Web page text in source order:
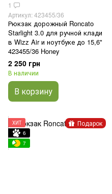
1
Артикул: 423455/36
Рюкзак дорожный Roncato
Starlight 3.0 для ручной клади
в Wizz Air и ноутбуке до 15,6"
423455/36 Honey
2 250 грн
В наличии
В корзину
Подарок
ХИТ
6
7